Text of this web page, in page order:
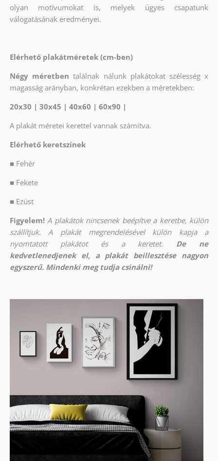
olyan motívumokat is, melyek ügyes csapatunk
válogatásának eredményei.
Elérhető plakátméretek (cm-ben)
Négy méretben találnak nálunk plakátokat szélesség x
magasság arányban, konkrétan ezekben a méretekben:
20x30 | 30x45 | 40x60 | 60x90 |
A plakát méretei kerettel vannak számítva.
Elérhető keretszínek
■ Fehér
■ Fekete
■ Ezüst
Figyelem! A plakátok nincsenek beépítve a keretbe, külön
szállítjuk. A plakát megrendelésével külön kapja a
nyomtatott plakátot és a keretet.
De ne
kedvetlenedjenek el, a plakát beillesztése nagyon
egyszerű. Mindenki meg tudja csinálni!